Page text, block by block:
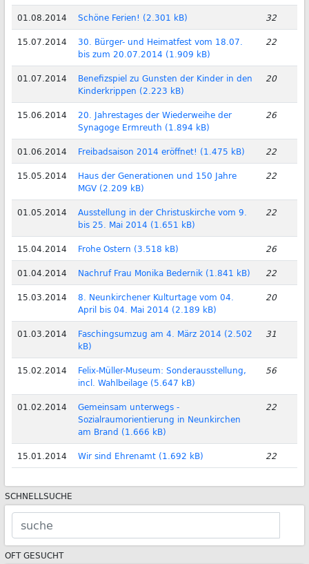
01.08.2014 Schöne Ferien! (2.301 kB)
32
15.07.2014
30. Bürger- und Heimatfest vom 18.07.
bis zum 20.07.2014 (1.909 kB)
22
01.07.2014
Benefizspiel zu Gunsten der Kinder in den
Kinderkrippen (2.223 kB)
20
15.06.2014
20. Jahrestages der Wiederweihe der
Synagoge Ermreuth (1.894 kB)
26
01.06.2014 Freibadsaison 2014 eröffnet! (1.475 kB)
22
15.05.2014
Haus der Generationen und 150 Jahre
MGV (2.209 kB)
22
01.05.2014
Ausstellung in der Christuskirche vom 9.
bis 25. Mai 2014 (1.651 kB)
22
15.04.2014 Frohe Ostern (3.518 kB)
26
01.04.2014
Nachruf Frau Monika Bedernik (1.841 kB)
22
15.03.2014
8. Neunkirchener Kulturtage vom 04.
April bis 04. Mai 2014 (2.189 kB)
20
01.03.2014
Faschingsumzug am 4. März 2014 (2.502
kB)
31
15.02.2014
Felix-Müller-Museum: Sonderausstellung,
incl. Wahlbeilage (5.647 kB)
56
01.02.2014
Gemeinsam unterwegs -
Sozialraumorientierung in Neunkirchen
am Brand (1.666 kB)
22
15.01.2014 Wir sind Ehrenamt (1.692 kB) 22
SCHNELLSUCHE
OFT GESUCHT